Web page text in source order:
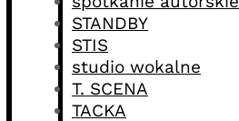
STANDBY
STIS
studio wokalne
T. SCENA
TACKA